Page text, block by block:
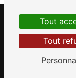
©Vistalid-
Mentions
Tout
Tout